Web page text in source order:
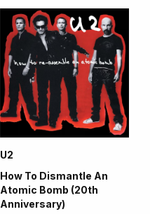
U2
How To Dismantle An
Atomic Bomb (20th
Anniversary)